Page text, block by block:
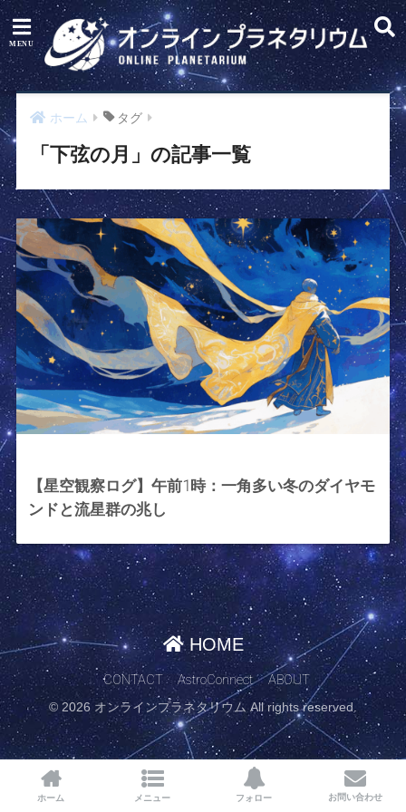
ホーム タグ
「下弦の月」の記事一覧
【星空観察ログ】午前1時：一角多い冬のダイヤモ
ンドと流星群の兆し
HOME
CONTACT AstroConnect ABOUT
© 2026 オンラインプラネタリウム All rights reserved.
ホーム メニュー フォロー お問い合わせ